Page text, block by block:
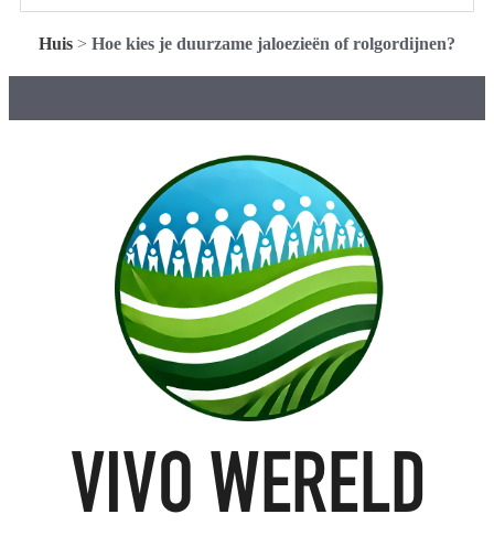
Huis > Hoe kies je duurzame jaloezieën of rolgordijnen?